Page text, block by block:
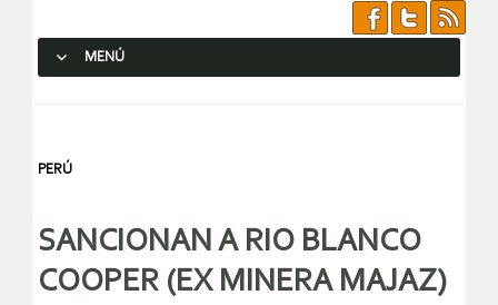
MENÚ
PERÚ
SANCIONAN A RIO BLANCO
COOPER (EX MINERA MAJAZ)